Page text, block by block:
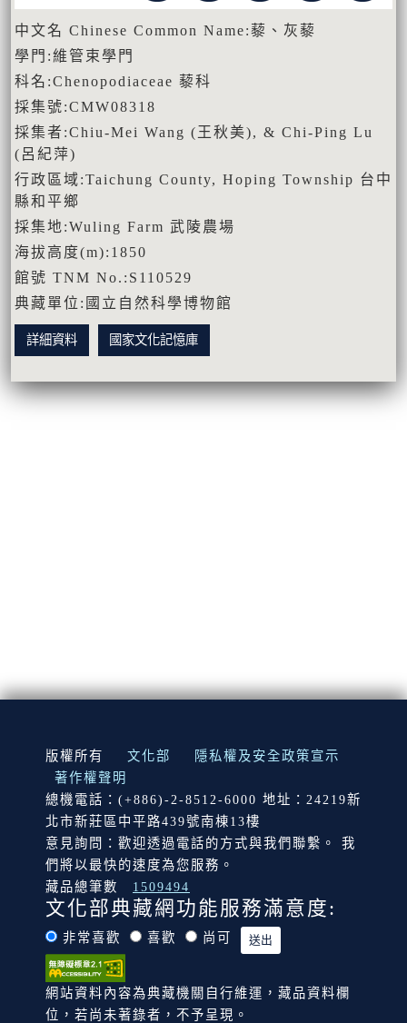
中文名 Chinese Common Name:藜、灰藜
學門:維管束學門
科名:Chenopodiaceae 藜科
採集號:CMW08318
採集者:Chiu-Mei Wang (王秋美), & Chi-Ping Lu
(呂紀萍)
行政區域:Taichung County, Hoping Township 台中
縣和平鄉
採集地:Wuling Farm 武陵農場
海拔高度(m):1850
館號 TNM No.:S110529
典藏單位:國立自然科學博物館
詳細資料 國家文化記憶庫
:::
版權所有 文化部
隱私權及安全政策宣示
著作權聲明
總機電話：(+886)-2-8512-6000 地址：24219新
北市新莊區中平路439號南棟13樓
意見詢問：歡迎透過電話的方式與我們聯繫。 我
們將以最快的速度為您服務。
藏品總筆數
1509494
文化部典藏網功能服務滿意度:
非常喜歡 喜歡 尚可
網站資料內容為典藏機關自行維運，藏品資料欄
位，若尚未著錄者，不予呈現。